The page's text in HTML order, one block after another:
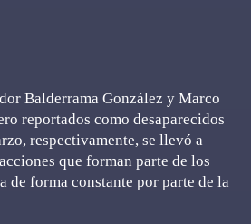
Balderrama González y Marco
reportados como desaparecidos
respectivamente, se llevó a
que forman parte de los
de forma constante por parte de la